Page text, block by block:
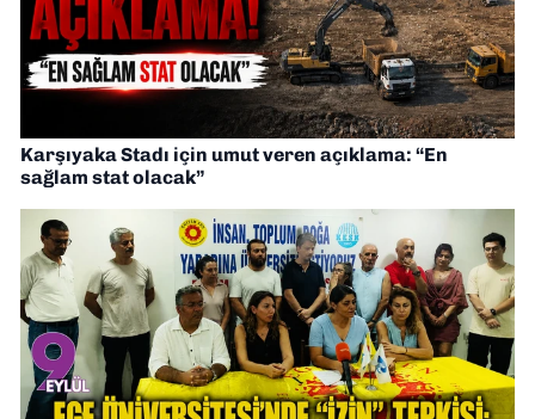
Karşıyaka Stadı için umut veren açıklama: “En
sağlam stat olacak”